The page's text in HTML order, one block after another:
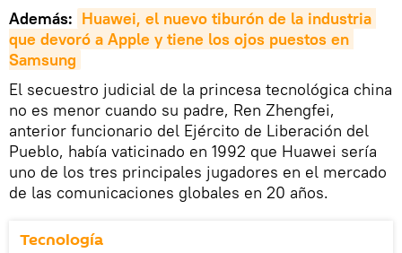
Además: Huawei, el nuevo tiburón de la industria
que devoró a Apple y tiene los ojos puestos en
Samsung
El secuestro judicial de la princesa tecnológica china
no es menor cuando su padre, Ren Zhengfei,
anterior funcionario del Ejército de Liberación del
Pueblo, había vaticinado en 1992 que Huawei sería
uno de los tres principales jugadores en el mercado
de las comunicaciones globales en 20 años.
Tecnología